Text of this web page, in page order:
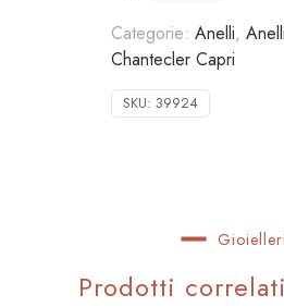
Categorie:Anelli,Anelli
Chantecler Capri
SKU:39924
Prodotti correlati